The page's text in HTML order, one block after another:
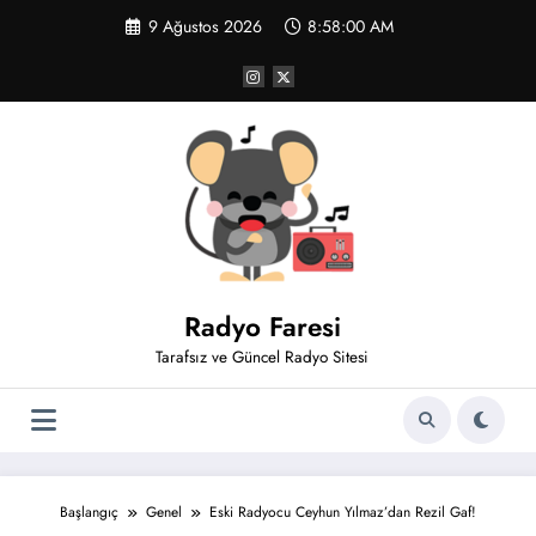
9 Ağustos 2026 8:58:00 AM
Radyo Faresi
Tarafsız ve Güncel Radyo Sitesi
Başlangıç Genel Eski Radyocu Ceyhun Yılmaz’dan Rezil Gaf!